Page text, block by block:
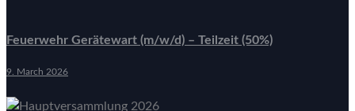
Feuerwehr Gerätewart (m/w/d) – Teilzeit (50%)
9. March 2026